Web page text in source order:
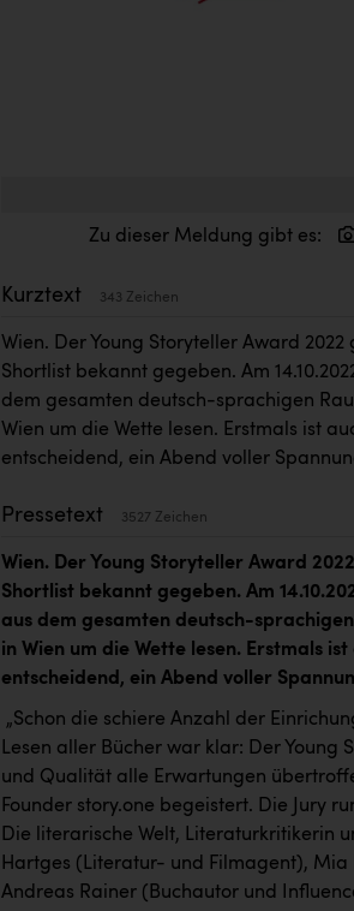
Zu dieser Meldung gibt es:
Kurztext 343 Zeichen
Wien. Der Young Storyteller Award
Shortlist bekannt gegeben. Am
dem gesamten deutsch-sprachigen
Wien um die Wette lesen. Erstmals ist
entscheidend, ein Abend voller
Pressetext 3527 Zeichen
Wien. Der Young Storyteller Award
Shortlist bekannt gegeben. Am
aus dem gesamten deutsch-
in Wien um die Wette lesen. Erstmals
entscheidend, ein Abend voller
„Schon die schiere Anzahl der
Lesen aller Bücher war klar: Der Young
und Qualität alle Erwartungen
Founder story.one begeistert. Die Jury
Die literarische Welt, Literaturkritikerin
Hartges (Literatur- und Filmagent),
Andreas Rainer (Buchautor und